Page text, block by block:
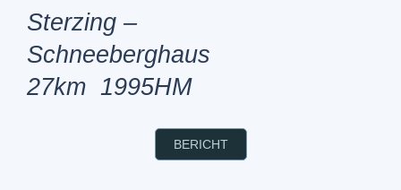
Sterzing –
Schneeberghaus
27km 1995HM
BERICHT